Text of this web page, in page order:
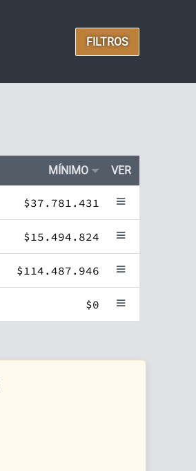
FILTROS
MÍNIMO VER
$37.781.431
$15.494.824
$114.487.946
$0